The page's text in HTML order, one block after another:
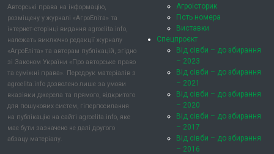
Авторські права на інформацію,
розміщену у журналі «АгроЕліта» та
інтернет-сторінці видання agroelita.info,
належать виключно редакції журналу
«АгроЕліта» та авторам публікацій, згідно
зі Законом України «Про авторське право
та суміжні права». Передрук матеріалів з
agroelita.info дозволено лише за умови
вказівки джерела та прямого, відкритого
для пошукових систем, гіперпосилання
на публікацію на сайті agroelita.info, яке
має бути зазначено не далі другого
абзацу матеріалу.
Агроісторик
Гість номера
Виставки
Спецпроєкт
Від сівби – до збирання
– 2023
Від сівби – до збирання
– 2021
Від сівби – до збирання
– 2020
Від сівби – до збирання
– 2017
Від сівби – до збирання
– 2016